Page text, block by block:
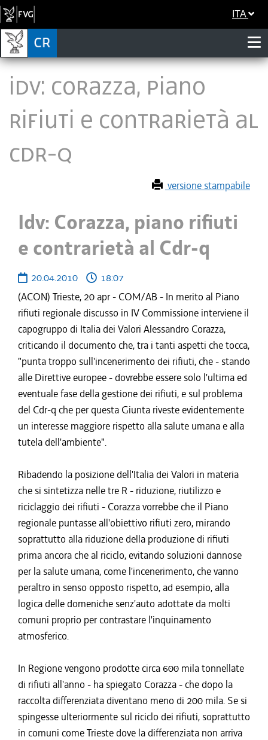
ITA
Idv: Corazza, piano
rifiuti e contrarietà al
Cdr-q
versione stampabile
Idv: Corazza, piano rifiuti
e contrarietà al Cdr-q
20.04.2010
18:07
(ACON) Trieste, 20 apr - COM/AB - In merito al Piano
rifiuti regionale discusso in IV Commissione interviene il
capogruppo di Italia dei Valori Alessandro Corazza,
criticando il documento che, tra i tanti aspetti che tocca,
"punta troppo sull'incenerimento dei rifiuti, che - stando
alle Direttive europee - dovrebbe essere solo l'ultima ed
eventuale fase della gestione dei rifiuti, e sul problema
del Cdr-q che per questa Giunta riveste evidentemente
un interesse maggiore rispetto alla salute umana e alla
tutela dell'ambiente".
Ribadendo la posizione dell'Italia dei Valori in materia
che si sintetizza nelle tre R - riduzione, riutilizzo e
riciclaggio dei rifiuti - Corazza vorrebbe che il Piano
regionale puntasse all'obiettivo rifiuti zero, mirando
soprattutto alla riduzione della produzione di rifiuti
prima ancora che al riciclo, evitando soluzioni dannose
per la salute umana, come l'incenerimento, che vanno
peraltro in senso opposto rispetto, ad esempio, alla
logica delle domeniche senz'auto adottate da molti
comuni proprio per contrastare l'inquinamento
atmosferico.
In Regione vengono prodotte circa 600 mila tonnellate
di rifiuti all'anno - ha spiegato Corazza - che dopo la
raccolta differenziata diventano meno di 200 mila. Se si
spingesse ulteriormente sul riciclo dei rifiuti, soprattutto
in comuni come Trieste dove la differenziata non arriva